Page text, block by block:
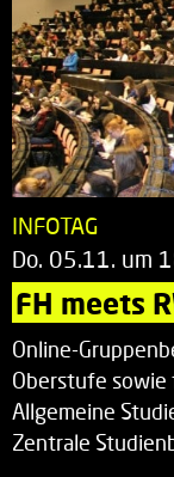
INFOTAG
Do. 05.11. um
FH meets
Online-
Oberstufe sowie
Allgemeine
Zentrale